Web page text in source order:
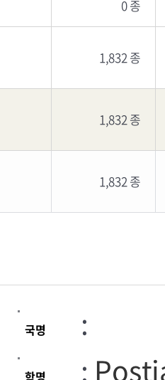
0 종
1,832 종
1,832 종
1,832 종
국명 :
학명 :